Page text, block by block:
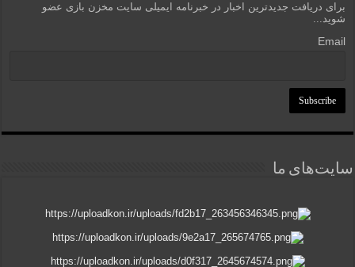
برای دریافت جدیدترین اخبار در خبرنامه ایمیلی سایت مخزن بازی عضو
شوید...
Email
سایت‌های ما